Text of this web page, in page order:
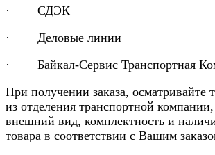
· СДЭК
· Деловые линии
· Байкал-Сервис Транспортная
При получении заказа, осматривайте
из отделения транспортной
внешний вид, комплектность и
товара в соответствии с Вашим